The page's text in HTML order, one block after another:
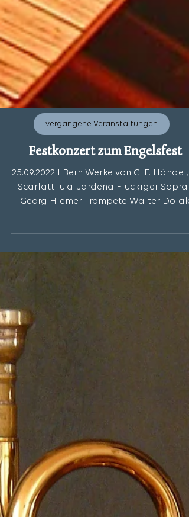
vergangene Veranstaltungen
Festkonzert zum Engelsfest
Scarlatti u.a. Jardena Flückiger Sopran